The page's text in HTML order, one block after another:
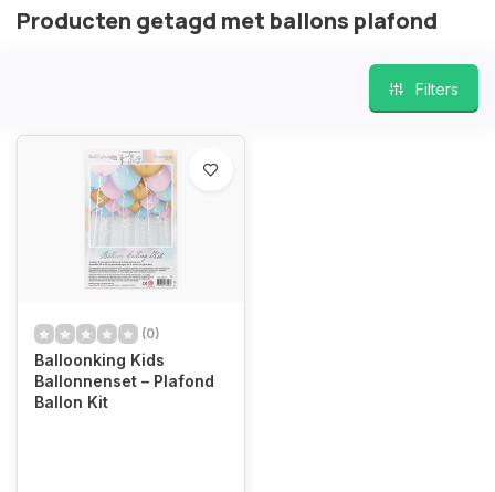
Producten getagd met ballons plafond
Filters
(0)
Balloonking Kids
Ballonnenset – Plafond
Ballon Kit